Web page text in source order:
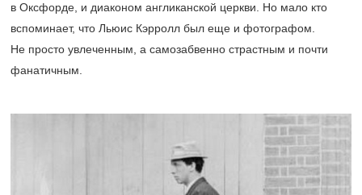
в Оксфорде, и диаконом англиканской церкви. Но мало кто
вспоминает, что Льюис Кэрролл был еще и фотографом.
Не просто увлеченным, а самозабвенно страстным и почти
фанатичным.